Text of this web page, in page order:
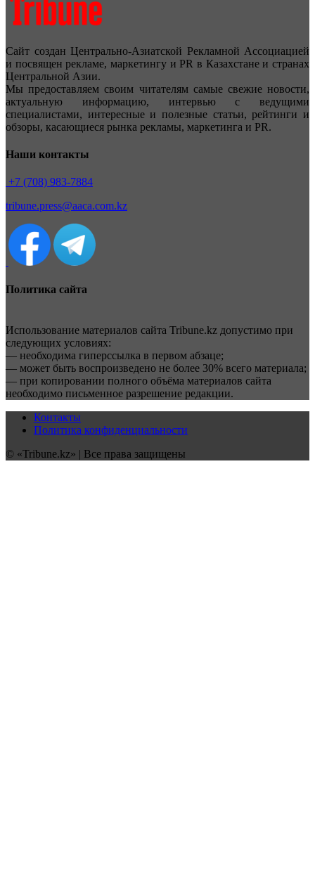
Сайт создан Центрально-Азиатской Рекламной Ассоциацией
и посвящен рекламе, маркетингу и PR в Казахстане и странах
Центральной Азии.
Мы предоставляем своим читателям самые свежие новости,
актуальную информацию, интервью с ведущими
специалистами, интересные и полезные статьи, рейтинги и
обзоры, касающиеся рынка рекламы, маркетинга и PR.
Наши контакты
+7 (708) 983-7884
tribune.press@aaca.com.kz
Политика сайта
Использование материалов сайта Tribune.kz допустимо при
следующих условиях:
— необходима гиперссылка в первом абзаце;
— может быть воспроизведено не более 30% всего материала;
— при копировании полного объёма материалов сайта
необходимо письменное разрешение редакции.
Контакты
Политика конфиденциальности
© «Tribune.kz» | Все права защищены